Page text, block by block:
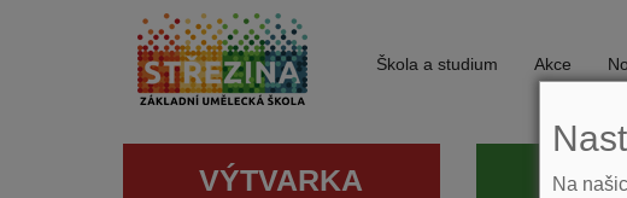
Škola a studium Akce
VÝTVARKA
Na